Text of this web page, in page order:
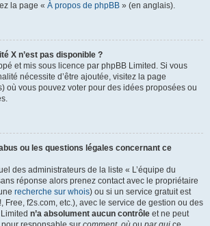
la page « À propos de phpBB » (en anglais).
X n’est pas disponible ?
et mis sous licence par phpBB Limited. Si vous
nécessite d’être ajoutée, visitez la page
où vous pouvez voter pour des idées proposées ou
ou les questions légales concernant ce
des administrateurs de la liste « L’équipe du
réponse alors prenez contact avec le propriétaire
recherche sur whois) ou si un service gratuit est
Free, f2s.com, etc.), avec le service de gestion ou des
n’a absolument aucun contrôle et ne peut